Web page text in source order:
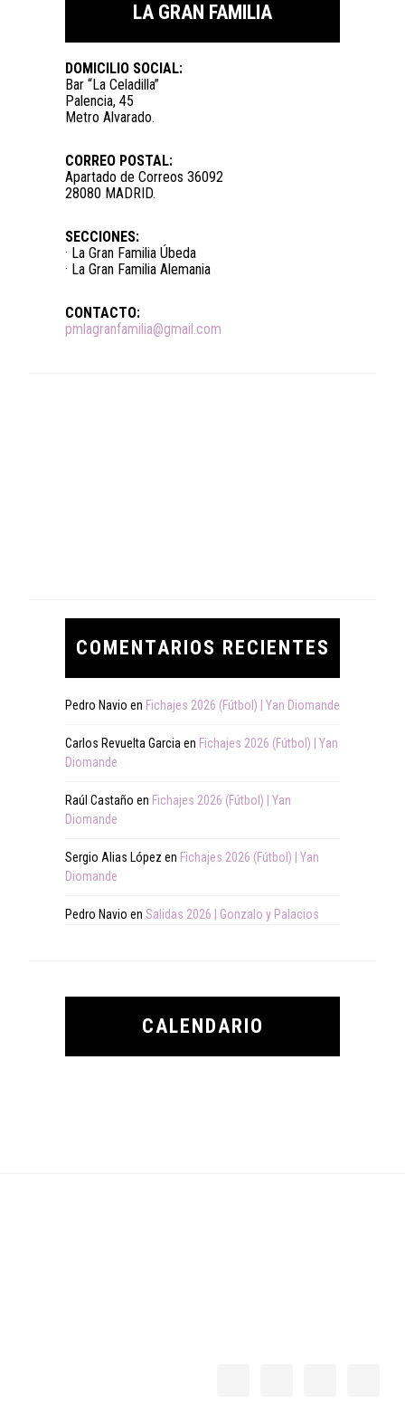
LA GRAN FAMILIA
DOMICILIO SOCIAL:
Bar “La Celadilla”
Palencia, 45
Metro Alvarado.
CORREO POSTAL:
Apartado de Correos 36092
28080 MADRID.
SECCIONES:
· La Gran Familia Úbeda
· La Gran Familia Alemania
CONTACTO:
pmlagranfamilia@gmail.com
COMENTARIOS RECIENTES
Pedro Navio en Fichajes 2026 (Fútbol) | Yan Diomande
Carlos Revuelta Garcia en Fichajes 2026 (Fútbol) | Yan
Diomande
Raúl Castaño en Fichajes 2026 (Fútbol) | Yan
Diomande
Sergio Alias López en Fichajes 2026 (Fútbol) | Yan
Diomande
Pedro Navio en Salidas 2026 | Gonzalo y Palacios
CALENDARIO